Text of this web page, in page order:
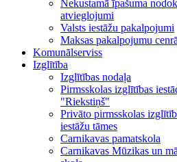
Nekustamā īpašuma
atvieglojumi
Valsts iestāžu pakalpojumi
Maksas pakalpojumu
Komunālserviss
Izglītība
Izglītības nodaļa
Pirmsskolas izglītības
"Riekstiņš"
Privāto pirmsskolas
iestāžu tāmes
Carnikavas pamatskola
Carnikavas Mūzikas un